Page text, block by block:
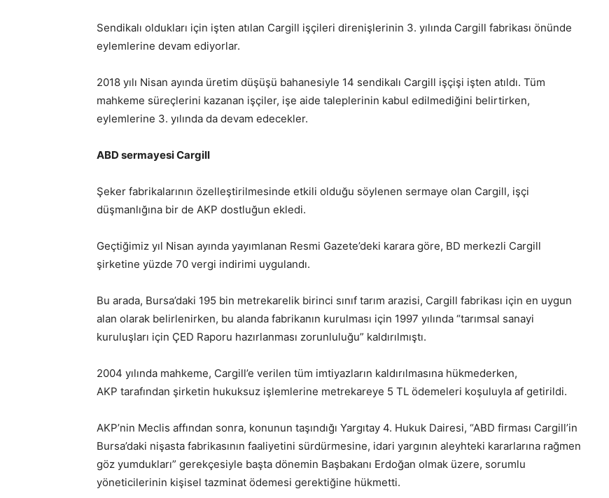
Sendikalı oldukları için işten atılan Cargill işçileri direnişlerinin 3. yılında Cargill fabrikası önünde
eylemlerine devam ediyorlar.
2018 yılı Nisan ayında üretim düşüşü bahanesiyle 14 sendikalı Cargill işçişi işten atıldı. Tüm
mahkeme süreçlerini kazanan işçiler, işe aide taleplerinin kabul edilmediğini belirtirken,
eylemlerine 3. yılında da devam edecekler.
ABD sermayesi Cargill
Şeker fabrikalarının özelleştirilmesinde etkili olduğu söylenen sermaye olan Cargill, işçi
düşmanlığına bir de AKP dostluğun ekledi.
Geçtiğimiz yıl Nisan ayında yayımlanan Resmi Gazete’deki karara göre, BD merkezli Cargill
şirketine yüzde 70 vergi indirimi uygulandı.
Bu arada, Bursa’daki 195 bin metrekarelik birinci sınıf tarım arazisi, Cargill fabrikası için en uygun
alan olarak belirlenirken, bu alanda fabrikanın kurulması için 1997 yılında “tarımsal sanayi
kuruluşları için ÇED Raporu hazırlanması zorunluluğu” kaldırılmıştı.
2004 yılında mahkeme, Cargill’e verilen tüm imtiyazların kaldırılmasına hükmederken,
AKP tarafından şirketin hukuksuz işlemlerine metrekareye 5 TL ödemeleri koşuluyla af getirildi.
AKP’nin Meclis affından sonra, konunun taşındığı Yargıtay 4. Hukuk Dairesi, “ABD firması Cargill’in
Bursa’daki nişasta fabrikasının faaliyetini sürdürmesine, idari yargının aleyhteki kararlarına rağmen
göz yumdukları” gerekçesiyle başta dönemin Başbakanı Erdoğan olmak üzere, sorumlu
yöneticilerinin kişisel tazminat ödemesi gerektiğine hükmetti.